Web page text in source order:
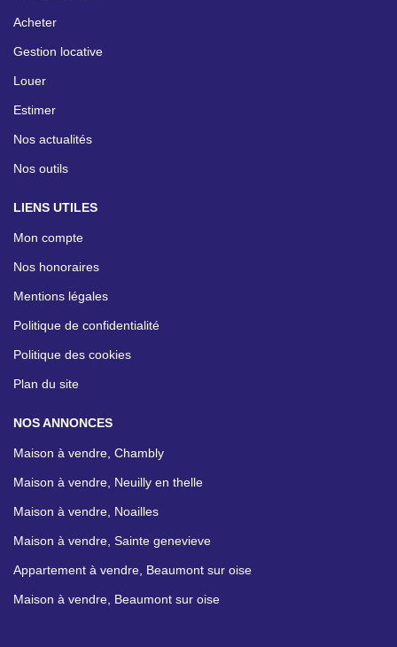
Acheter
Gestion locative
Louer
Estimer
Nos actualités
Nos outils
LIENS UTILES
Mon compte
Nos honoraires
Mentions légales
Politique de confidentialité
Politique des cookies
Plan du site
NOS ANNONCES
Maison à vendre, Chambly
Maison à vendre, Neuilly en thelle
Maison à vendre, Noailles
Maison à vendre, Sainte genevieve
Appartement à vendre, Beaumont sur oise
Maison à vendre, Beaumont sur oise